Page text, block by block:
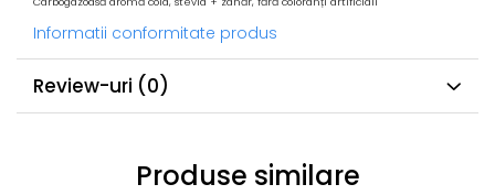
Informatii conformitate produs
Review-uri (0)
Produse similare